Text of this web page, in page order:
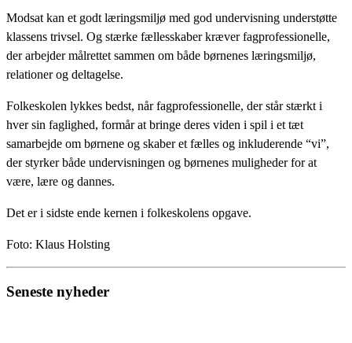
Modsat kan et godt læringsmiljø med god undervisning understøtte
klassens trivsel. Og stærke fællesskaber kræver fagprofessionelle,
der arbejder målrettet sammen om både børnenes læringsmiljø,
relationer og deltagelse.
Folkeskolen lykkes bedst, når fagprofessionelle, der står stærkt i
hver sin faglighed, formår at bringe deres viden i spil i et tæt
samarbejde om børnene og skaber et fælles og inkluderende “vi”,
der styrker både undervisningen og børnenes muligheder for at
være, lære og dannes.
Det er i sidste ende kernen i folkeskolens opgave.
Foto: Klaus Holsting
Seneste nyheder